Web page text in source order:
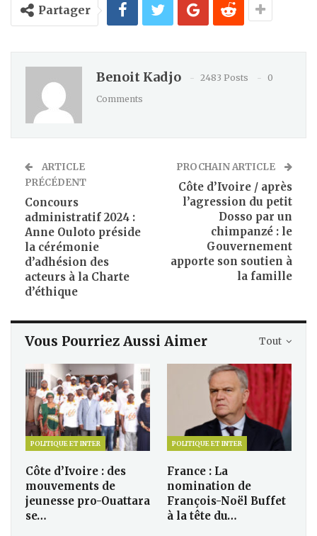
Partager
Benoit Kadjo 2483 Posts
0
Comments
ARTICLE
PRÉCÉDENT
Concours
administratif 2024 :
Anne Ouloto préside
la cérémonie
d’adhésion des
acteurs à la Charte
d’éthique
PROCHAIN ARTICLE
Côte d’Ivoire / après
l’agression du petit
Dosso par un
chimpanzé : le
Gouvernement
apporte son soutien à
la famille
Tout
Vous Pourriez Aussi Aimer
POLITIQUE ET INTER
Côte d’Ivoire : des
mouvements de
jeunesse pro-Ouattara
se…
POLITIQUE ET INTER
France : La
nomination de
François-Noël Buffet
à la tête du…